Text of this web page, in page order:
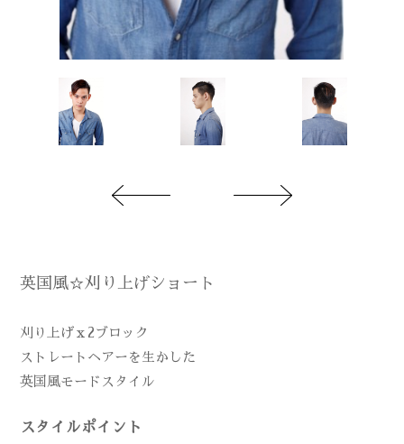
英国風☆刈り上げショート
刈り上げｘ2ブロック
ストレートヘアーを生かした
英国風モードスタイル
スタイルポイント